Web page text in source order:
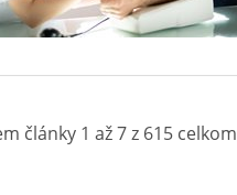
články 1 až 7 z 615 celkom